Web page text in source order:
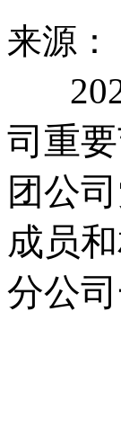
来源
司重
团公
成员
分公